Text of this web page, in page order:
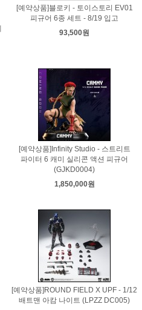
[예약상품]블로키 - 토이스토리 EV01
피규어 6종 세트 - 8/19 입고
93,500원
[예약상품]Infinity Studio - 스트리트
파이터 6 캐미 실리콘 액션 피규어
(GJKD0004)
1,850,000원
[예약상품]ROUND FIELD X UPF - 1/12
배트맨 아캄 나이트 (LPZZ DC005)